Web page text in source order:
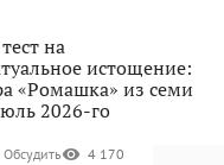
на
истощение:
«Ромашка» из семи
2026-го
Обсудить 4 170